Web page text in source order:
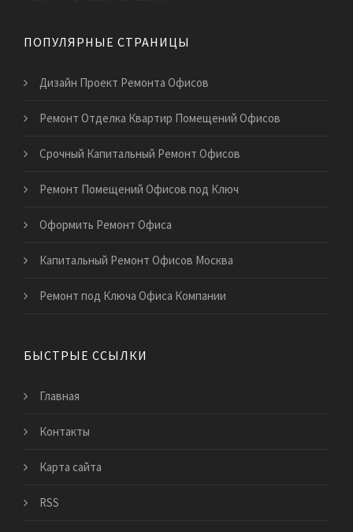
ПОПУЛЯРНЫЕ СТРАНИЦЫ
Дизайн Проект Ремонта Офисов
Ремонт Отделка Квартир Помещений Офисов
Срочный Капитальный Ремонт Офисов
Ремонт Помещений Офисов под Ключ
Оформить Ремонт Офиса
Капитальный Ремонт Офисов Москва
Ремонт под Ключа Офиса Компании
БЫСТРЫЕ ССЫЛКИ
Главная
Контакты
Карта сайта
RSS